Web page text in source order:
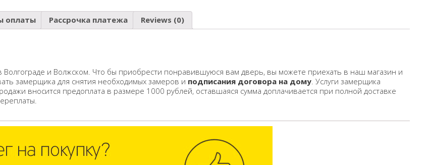
оплаты Рассрочка платежа Reviews (0)
Волгограде и Волжском. Что бы приобрести понравившуюся вам дверь, вы можете приехать в наш магазин и
замерщика для снятия необходимых замеров и подписания договора на дому . Услуги замерщика
вносится предоплата в размере 1000 рублей, оставшаяся сумма доплачивается при полной доставке